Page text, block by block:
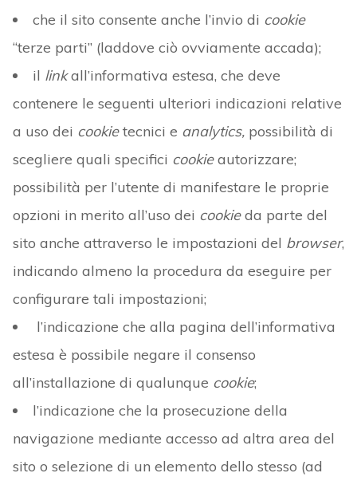
che il sito consente anche l’invio di cookie
“terze parti” (laddove ciò ovviamente accada);
il linkall’informativa estesa, che deve
contenere le seguenti ulteriori indicazioni relative
a uso dei cookietecnici e analytics, possibilità di
scegliere quali specifici cookieautorizzare;
possibilità per l’utente di manifestare le proprie
opzioni in merito all’uso dei cookieda parte del
sito anche attraverso le impostazioni del browser,
indicando almeno la procedura da eseguire per
configurare tali impostazioni;
l’indicazione che alla pagina dell’informativa
estesa è possibile negare il consenso
all’installazione di qualunque cookie;
l’indicazione che la prosecuzione della
navigazione mediante accesso ad altra area del
sito o selezione di un elemento dello stesso (ad